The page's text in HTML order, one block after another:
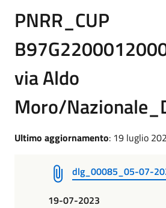
PNRR_CUP
via Aldo
Moro/
Ultimo aggiornamento: 19 luglio
dlg_00085_05-07-
19-07-2023